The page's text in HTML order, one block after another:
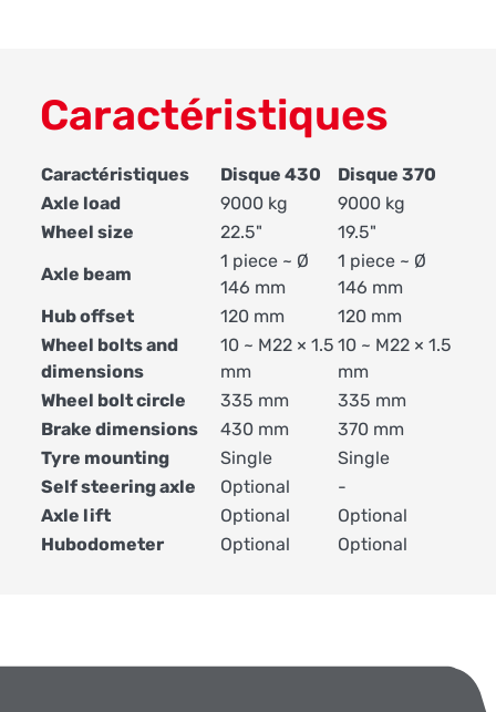
Caractéristiques
Caractéristiques Disque 430
Disque 370
Axle load
9000 kg
9000 kg
Wheel size
22.5"
19.5"
Axle beam
1 piece ~ Ø
146 mm
1 piece ~ Ø
146 mm
Hub offset
120 mm
120 mm
Wheel bolts and
dimensions
10 ~ M22 × 1.5
mm
10 ~ M22 × 1.5
mm
Wheel bolt circle
335 mm
335 mm
Brake dimensions
430 mm
370 mm
Tyre mounting
Single
Single
Self steering axle
Optional
-
Axle lift
Optional
Optional
Hubodometer
Optional Optional